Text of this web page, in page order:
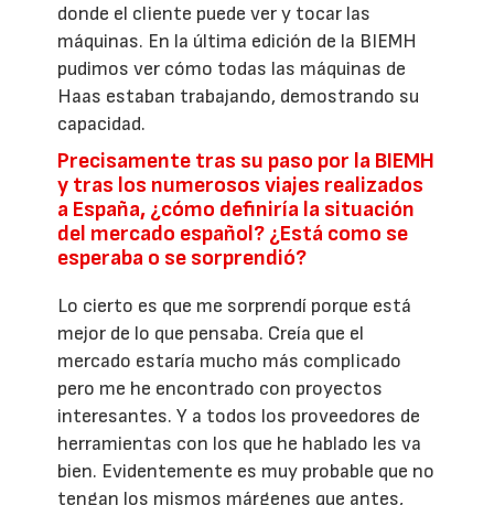
donde el cliente puede ver y tocar las
máquinas. En la última edición de la BIEMH
pudimos ver cómo todas las máquinas de
Haas estaban trabajando, demostrando su
capacidad.
Precisamente tras su paso por la BIEMH
y tras los numerosos viajes realizados
a España, ¿cómo definiría la situación
del mercado español? ¿Está como se
esperaba o se sorprendió?
Lo cierto es que me sorprendí porque está
mejor de lo que pensaba. Creía que el
mercado estaría mucho más complicado
pero me he encontrado con proyectos
interesantes. Y a todos los proveedores de
herramientas con los que he hablado les va
bien. Evidentemente es muy probable que no
tengan los mismos márgenes que antes,